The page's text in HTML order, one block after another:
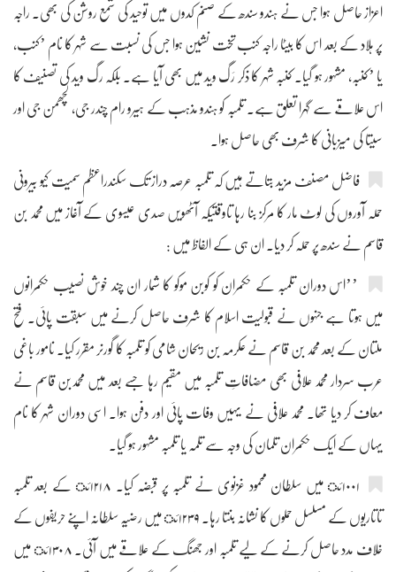
اعزاز حاصل ہوا جس نے ہندو سندھ کے صنم کدوں میں توحید کی شمع روشن کی بھی۔ راجہ
پر ہلاد کے بعد اس کا بیٹا راجہ کنب تخت نشین ہوا جس کی نسبت سے شہر کا نام ’کنب،
یا ’کنبہ، مشہور ہو گیا۔ کنبہ شہر کا ذکر رَگ وید میں بھی آیا ہے۔ بلکہ رگ وید کی تصنیف کا
اس علاقے سے گہرا تعلق ہے۔ تلمبہ کو ہندو مذہب کے ہیرو رام چندر جی، لچھمن جی اور
سیتا کی میزبانی کا شرف بھی حاصل ہوا۔
فاضل مصنف مزید بتاتے ہیں کہ تلمبہ عرصہ دراز تک سکندراعظم سمیت کیو بیرونی
حملہ آوروں کی لوٹ مار کا مرکز بنا رہا تاوقتیکہ آٹھویں صدی عیسوی کے آغاز میں محمد بن
قاسم نے سندھ پر حملہ کر دیا۔ ان ہی کے الفاظ میں :
’’اس دوران تلمبہ کے حکمران کو کوبن موکو کا شمار ان چند خوش نصیب حکمرانوں
میں ہوتا ہے جنہوں نے قبولیت اسلام کا شرف حاصل کرنے میں سبقت پائی۔ فتح
ملتان کے بعد محمد بن قاسم نے عکرمہ بن ریحان شامی کو تلمبہ کا گورنر مقرر کیا۔ نامور باغی
عرب سردار محمد علافی بھی مضافاتِ تلمبہ میں مقیم رہا جسے بعد میں محمدبن قاسم نے
معاف کر دیا تھا۔ محمد علافی نے یہیں وفات پائی اور دفن ہوا۔ اسی دوران شہر کا نام
یہاں کے ایک حکمران تلمان کی وجہ سے تلمہ یا تلمبہ مشہور ہو گیا۔
۱۰۰۱ئ میں سلطان محمود غزنوی نے تلمبہ پر قبضہ کیا۔ ۱۲۱۸ئ کے بعد تلمبہ
تاتاریوں کے مسلسل حملوں کا نشانہ بنتا رہا۔ ۱۲۳۹ئ میں رضیہ سلطانہ اپنے حریفوں کے
خلاف مدد حاصل کرنے کے لیے تلمبہ اور جھنگ کے علاقے میں آئی۔ ۱۳۰۸ئ میں